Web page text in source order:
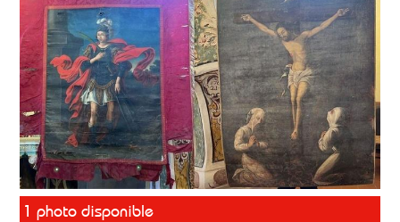
1 photo disponible